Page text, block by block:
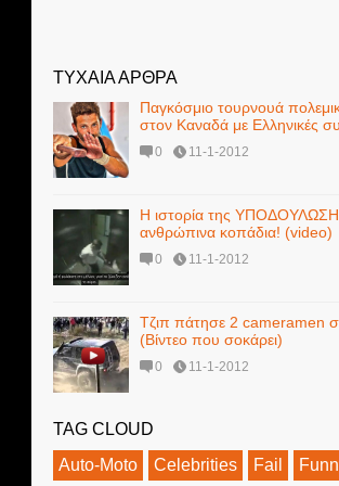
ΤΥΧΑΙΑ ΑΡΘΡΑ
Παγκόσμιο τουρνουά
στον Καναδά με Ελληνικές
0 11-1-2012
Η ιστορία της
ανθρώπινα κοπάδια! (video)
0 11-1-2012
Τζιπ πάτησε 2 cameramen
(Βίντεο που σοκάρει)
0 11-1-2012
TAG CLOUD
Auto-Moto
Celebrities Fail